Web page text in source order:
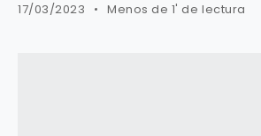
17/03/2023 Menos de 1' de lectura